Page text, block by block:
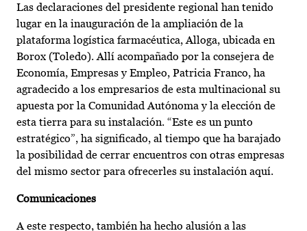
Las declaraciones del presidente regional han tenido
lugar en la inauguración de la ampliación de la
plataforma logística farmacéutica, Alloga, ubicada en
Borox (Toledo). Allí acompañado por la consejera de
Economía, Empresas y Empleo, Patricia Franco, ha
agradecido a los empresarios de esta multinacional su
apuesta por la Comunidad Autónoma y la elección de
esta tierra para su instalación. “Este es un punto
estratégico”, ha significado, al tiempo que ha barajado
la posibilidad de cerrar encuentros con otras empresas
del mismo sector para ofrecerles su instalación aquí.
Comunicaciones
A este respecto, también ha hecho alusión a las